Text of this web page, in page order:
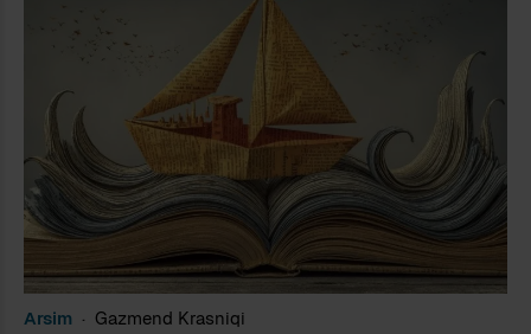
Arsim Gazmend Krasniqi